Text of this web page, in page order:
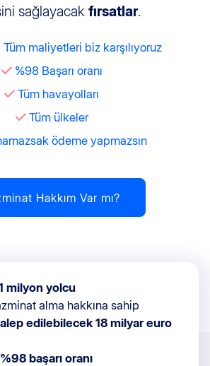
sağlayacak fırsatlar.
maliyetleri biz karşılıyoruz
%98 Başarı oranı
Tüm havayolları
Tüm ülkeler
ödeme yapmazsın
Hakkım Var mı?
milyon yolcu
alma hakkına sahip
edilebilecek 18 milyar euro
%98 başarı oranı